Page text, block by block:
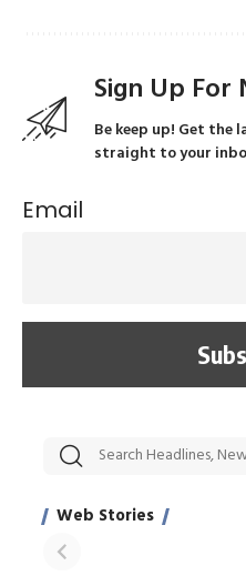
Sign Up
Be keep up! Get the
straight to your
Email
Web Stories
सट्टेबाजी में अरेस्ट हुए
साहिल खान